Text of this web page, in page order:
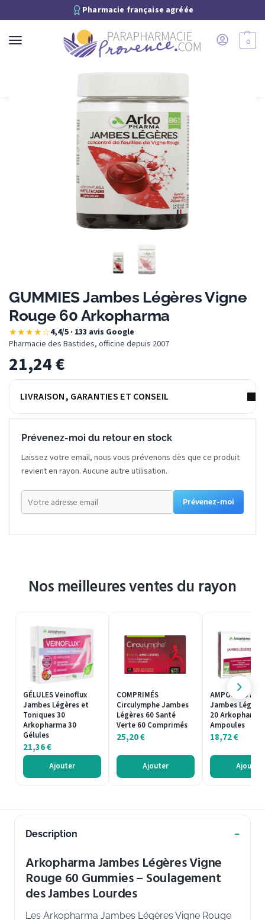
Pharmacie française agréée
0
GUMMIES Jambes Légères Vigne
Rouge 60 Arkopharma
★★★★☆4,4/5 · 133 avis Google·
Pharmacie des Bastides, officine depuis 2007
21,24€
LIVRAISON, GARANTIES ET CONSEIL
Prévenez-moi du retour en stock
Laissez votre email, nous vous prévenons dès que ce produit
revient en rayon. Aucune autre utilisation.
Prévenez-moi
Nos meilleures ventes du rayon
GÉLULES Veinoflux
Jambes Légères et
Toniques 30
Arkopharma 30
Gélules
21,36€
Ajouter
COMPRIMÉS
Circulymphe Jambes
Légères 60 Santé
Verte 60 Comprimés
25,20€
Ajouter
AMPOULES
Jambes
20 Arkopharma
Ampoules
18,72€
Ajouter
Description
Arkopharma Jambes Légères Vigne
Rouge 60 Gummies – Soulagement
des Jambes Lourdes
Les Arkopharma Jambes Légères Vigne Rouge